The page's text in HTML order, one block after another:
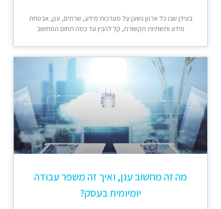
בעידן שבו כל ארגון נשען על מערכות מידע, שרתים, ענן, אבטחת
מידע ותשתיות תקשורת, קל להבין עד כמה תחום המחשוב
מה זה מחשוב ענן, ואיך זה משפר עבודה
יומיומית בעסק?